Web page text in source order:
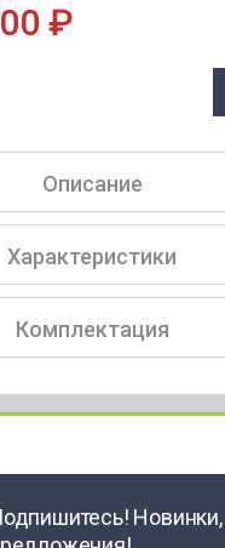
₽
Описание
Характеристики
Комплектация